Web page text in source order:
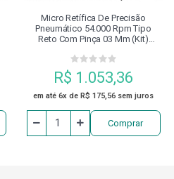
Micro Retífica De Precisão
Pneumático 54.000 Rpm Tipo
Reto Com Pinça 03 Mm (kit)
R$ 1.053,36
em até 6x de R$ 175,56 sem juros
Comprar